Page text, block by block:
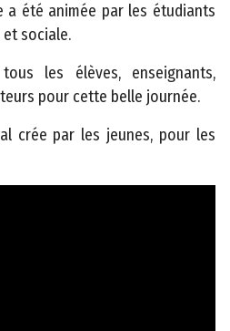
a été animée par les étudiants
et sociale.
les élèves, enseignants,
pour cette belle journée.
crée par les jeunes, pour les